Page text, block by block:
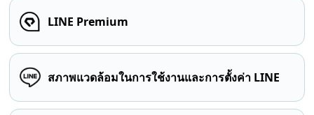
LINE Premium
สภาพแวดล้อมในการใช้งานและการตั้งค่า LINE